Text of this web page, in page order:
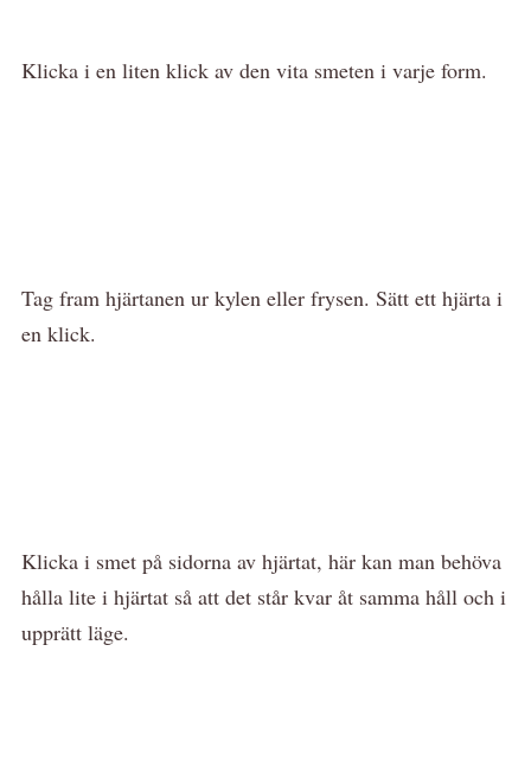
Klicka i en liten klick av den vita smeten i varje form.
Tag fram hjärtanen ur kylen eller frysen. Sätt ett hjärta i
en klick.
Klicka i smet på sidorna av hjärtat, här kan man behöva
hålla lite i hjärtat så att det står kvar åt samma håll och i
upprätt läge.